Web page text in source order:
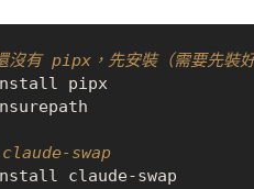
沒有 pipx，先安裝（需要先裝
pipx
swap